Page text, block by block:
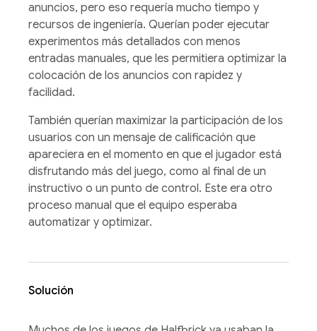
anuncios, pero eso requería mucho tiempo y
recursos de ingeniería. Querían poder ejecutar
experimentos más detallados con menos
entradas manuales, que les permitiera optimizar la
colocación de los anuncios con rapidez y
facilidad.
También querían maximizar la participación de los
usuarios con un mensaje de calificación que
apareciera en el momento en que el jugador está
disfrutando más del juego, como al final de un
instructivo o un punto de control. Este era otro
proceso manual que el equipo esperaba
automatizar y optimizar.
Solución